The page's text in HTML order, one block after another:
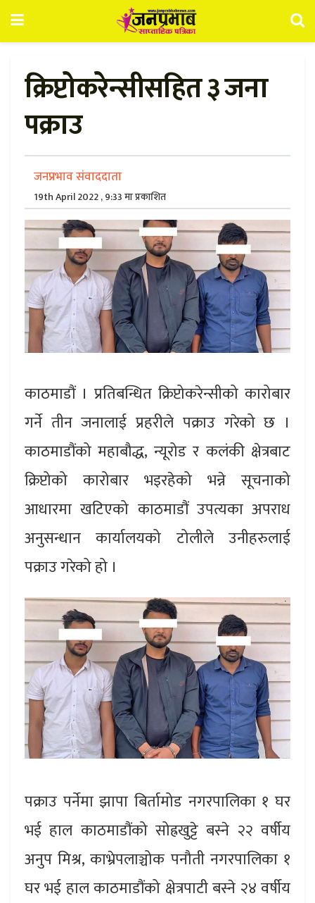
क्रिप्टोकरेन्सीसहित ३ जना
पक्राउ
जनप्रभाव संवाददाता
19th April 2022 , 9:33 मा प्रकाशित
काठमाडौं । प्रतिबन्धित क्रिप्टोकरेन्सीको कारोबार
गर्ने तीन जनालाई प्रहरीले पक्राउ गरेको छ ।
काठमाडौंको महाबौद्ध, न्यूरोड र कलंकी क्षेत्रबाट
क्रिप्टोको कारोबार भइरहेको भन्ने सूचनाको
आधारमा खटिएको काठमाडौं उपत्यका अपराध
अनुसन्धान कार्यालयको टोलीले उनीहरुलाई
पक्राउ गरेको हो ।
पक्राउ पर्नेमा झापा बिर्तामोड नगरपालिका १ घर
भई हाल काठमाडौंको सोह्रखुट्टे बस्ने २२ वर्षीय
अनुप मिश्र, काभ्रेपलाञ्चोक पनौती नगरपालिका १
घर भई हाल काठमाडौंको क्षेत्रपाटी बस्ने २४ वर्षीय